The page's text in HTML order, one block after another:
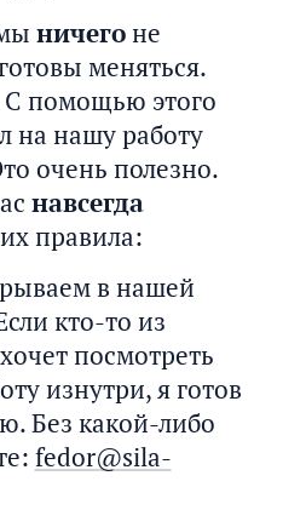
ничегоне
меняться.
С помощью этого
на нашу работу
очень полезно.
навсегда
правила:
в нашей
кто-то из
посмотреть
изнутри, я готов
Без какой-либо
fedor@sila-